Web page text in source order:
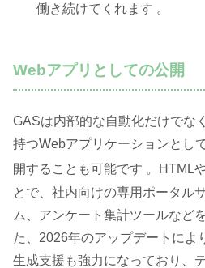
働き続けてくれます 。
Webアプリとしての公開
GASは内部的な自動化だけでな
持つWebアプリケーションとし
開することも可能です 。HTML
とで、社内向けの専用ポータル
ム、アンケート集計ツールなど
た、2026年のアップデートによ
生成支援も強力になっており、